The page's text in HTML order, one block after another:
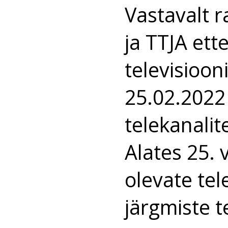
Vastavalt
ja TTJA
Alates 25.
olevate
järgmiste